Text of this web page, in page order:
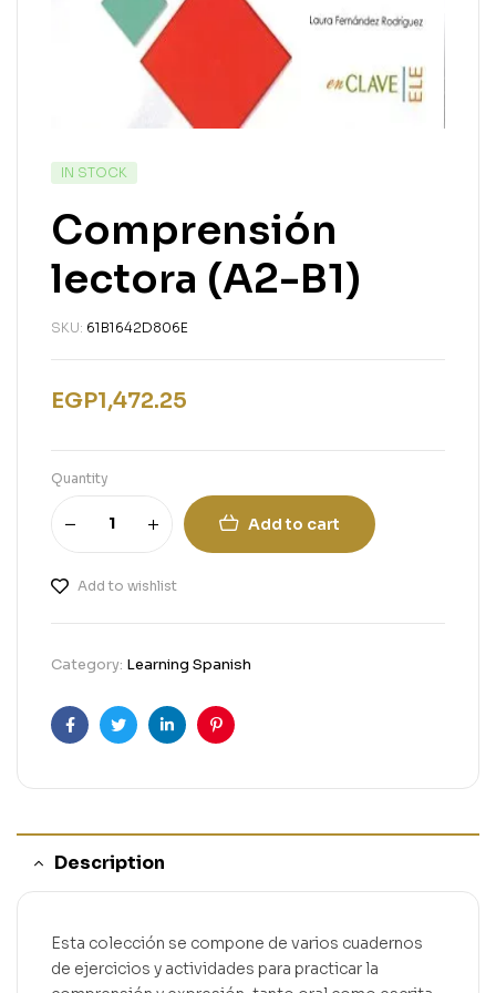
IN STOCK
Comprensión
lectora (A2-B1)
SKU: 61B1642D806E
EGP1,472.25
Quantity
Add to cart
Add to wishlist
Category: Learning Spanish
FacebookTwitterLinkedinPinterest
Description
Esta colección se compone de varios cuadernos
de ejercicios y actividades para practicar la